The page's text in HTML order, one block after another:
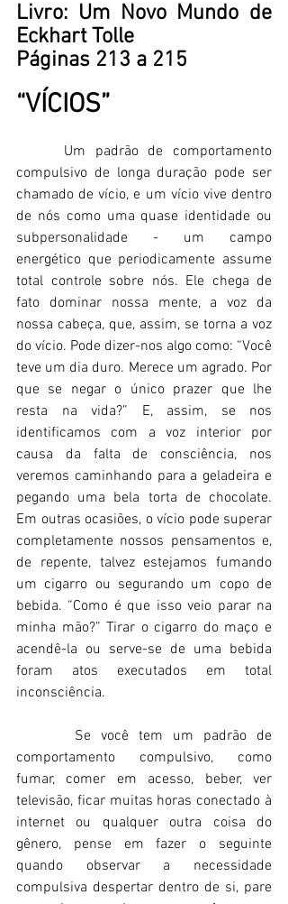
Livro: Um Novo Mundo de
Eckhart Tolle
Páginas 213 a 215
“VÍCIOS”
compulsivo de longa duração pode ser
chamado de vício, e um vício vive dentro
de nós como uma quase identidade ou
subpersonalidade - um campo
energético que periodicamente assume
total controle sobre nós. Ele chega de
fato dominar nossa mente, a voz da
nossa cabeça, que, assim, se torna a voz
do vício. Pode dizer-nos algo como: “Você
teve um dia duro. Merece um agrado. Por
que se negar o único prazer que lhe
resta na vida?” E, assim, se nos
identificamos com a voz interior por
causa da falta de consciência, nos
veremos caminhando para a geladeira e
pegando uma bela torta de chocolate.
Em outras ocasiões, o vício pode superar
completamente nossos pensamentos e,
de repente, talvez estejamos fumando
um cigarro ou segurando um copo de
bebida. “Como é que isso veio parar na
minha mão?” Tirar o cigarro do maço e
acendê-la ou serve-se de uma bebida
foram atos executados em total
inconsciência.
Se você tem um padrão de
comportamento compulsivo, como
fumar, comer em acesso, beber, ver
televisão, ficar muitas horas conectado à
internet ou qualquer outra coisa do
gênero, pense em fazer o seguinte
quando observar a necessidade
compulsiva despertar dentro de si, pare